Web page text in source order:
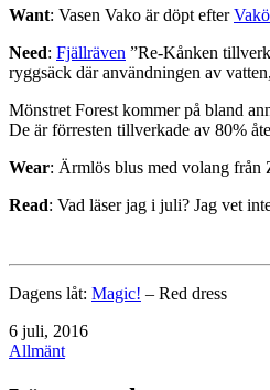
Want: Vasen Vako är döpt efterVakö
Need: Fjällräven ”Re-Kånken
ryggsäck där användningen av
Mönstret Forest kommer på bland
De är förresten tillverkade av 80%
Wear: Ärmlös blus med volang från
Read: Vad läser jag i juli? Jag vet
Dagens låt: Magic! – Red dress
Publicerat
den
6 juli, 2016
Kategoriserat
Allmänt